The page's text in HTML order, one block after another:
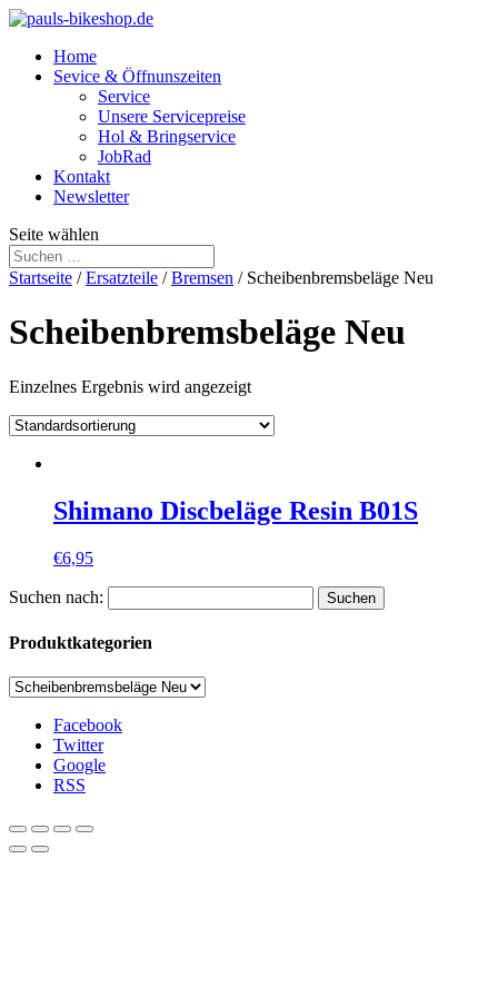
Home
Sevice & Öffnunszeiten
Service
Unsere Servicepreise
Hol & Bringservice
JobRad
Kontakt
Newsletter
Seite wählen
Startseite /Ersatzteile /Bremsen / Scheibenbremsbeläge Neu
Scheibenbremsbeläge Neu
Einzelnes Ergebnis wird angezeigt
Shimano Discbeläge Resin B01S
€6,95
Suchen nach:
Produktkategorien
Facebook
Twitter
Google
RSS